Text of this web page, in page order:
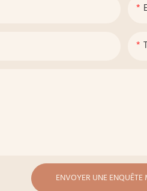
ENVOYER UNE